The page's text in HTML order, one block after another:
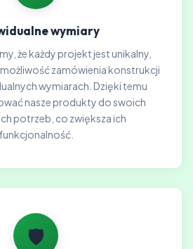
wymiary
że każdy projekt jest unikalny,
zamówienia konstrukcji
wymiarach. Dzięki temu
nasze produkty do swoich
potrzeb, co zwiększa ich
funkcjonalność.
🛡️